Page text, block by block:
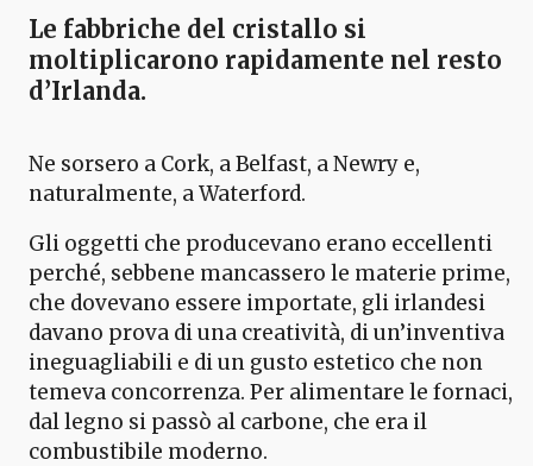
Le fabbriche del cristallo si
moltiplicarono rapidamente nel resto
d’Irlanda.
Ne sorsero a Cork, a Belfast, a Newry e,
naturalmente, a Waterford.
Gli oggetti che producevano erano eccellenti
perché, sebbene mancassero le materie prime,
che dovevano essere importate, gli irlandesi
davano prova di una creatività, di un’inventiva
ineguagliabili e di un gusto estetico che non
temeva concorrenza. Per alimentare le fornaci,
dal legno si passò al carbone, che era il
combustibile moderno.